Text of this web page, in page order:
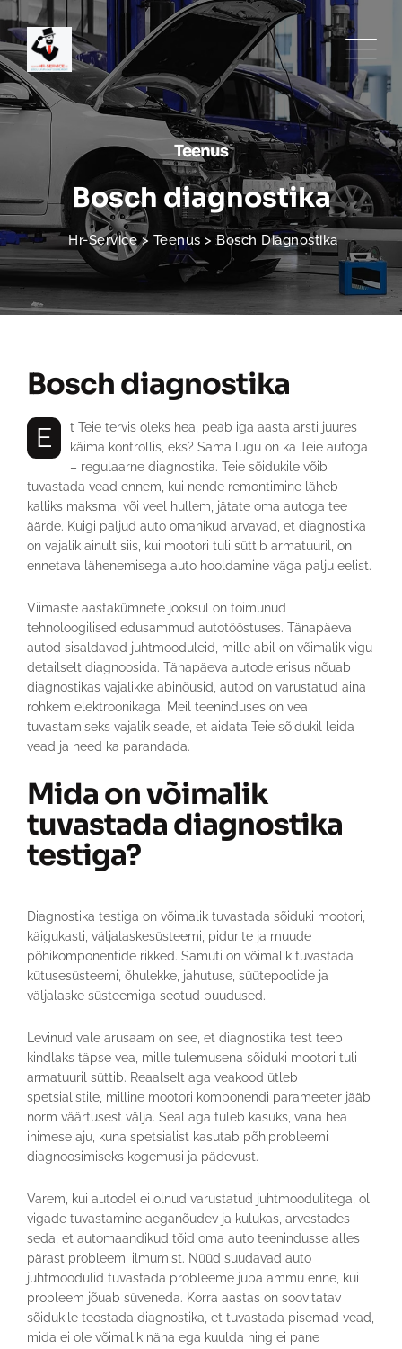
Teenus
Bosch diagnostika
Hr-Service> Teenus >Bosch Diagnostika
Bosch diagnostika
Et Teie tervis oleks hea, peab iga aasta arsti juures
käima kontrollis, eks? Sama lugu on ka Teie autoga
– regulaarne diagnostika. Teie sõidukile võib
tuvastada vead ennem, kui nende remontimine läheb
kalliks maksma, või veel hullem, jätate oma autoga tee
äärde. Kuigi paljud auto omanikud arvavad, et diagnostika
on vajalik ainult siis, kui mootori tuli süttib armatuuril, on
ennetava lähenemisega auto hooldamine väga palju eelist.
Viimaste aastakümnete jooksul on toimunud
tehnoloogilised edusammud autotööstuses. Tänapäeva
autod sisaldavad juhtmooduleid, mille abil on võimalik vigu
detailselt diagnoosida. Tänapäeva autode erisus nõuab
diagnostikas vajalikke abinõusid, autod on varustatud aina
rohkem elektroonikaga. Meil teeninduses on vea
tuvastamiseks vajalik seade, et aidata Teie sõidukil leida
vead ja need ka parandada.
Mida on võimalik
tuvastada diagnostika
testiga?
Diagnostika testiga on võimalik tuvastada sõiduki mootori,
käigukasti, väljalaskesüsteemi, pidurite ja muude
põhikomponentide rikked. Samuti on võimalik tuvastada
kütusesüsteemi, õhulekke, jahutuse, süütepoolide ja
väljalaske süsteemiga seotud puudused.
Levinud vale arusaam on see, et diagnostika test teeb
kindlaks täpse vea, mille tulemusena sõiduki mootori tuli
armatuuril süttib. Reaalselt aga veakood ütleb
spetsialistile, milline mootori komponendi parameeter jääb
norm väärtusest välja. Seal aga tuleb kasuks, vana hea
inimese aju, kuna spetsialist kasutab põhiprobleemi
diagnoosimiseks kogemusi ja pädevust.
Varem, kui autodel ei olnud varustatud juhtmoodulitega, oli
vigade tuvastamine aeganõudev ja kulukas, arvestades
seda, et automaandikud tõid oma auto teenindusse alles
pärast probleemi ilmumist. Nüüd suudavad auto
juhtmoodulid tuvastada probleeme juba ammu enne, kui
probleem jõuab süveneda. Korra aastas on soovitatav
sõidukile teostada diagnostika, et tuvastada pisemad vead,
mida ei ole võimalik näha ega kuulda ning ei pane